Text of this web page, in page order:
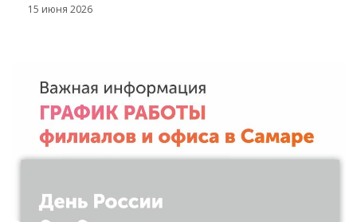
15 июня 2026